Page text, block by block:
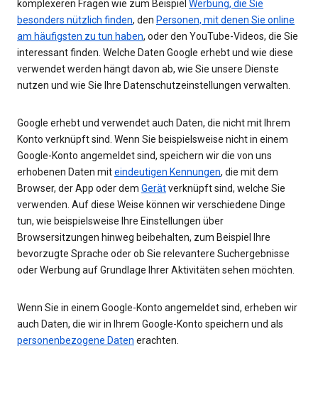
komplexeren Fragen wie zum Beispiel Werbung, die Sie
besonders nützlich finden, den Personen, mit denen Sie online
am häufigsten zu tun haben, oder den YouTube-Videos, die Sie
interessant finden. Welche Daten Google erhebt und wie diese
verwendet werden hängt davon ab, wie Sie unsere Dienste
nutzen und wie Sie Ihre Datenschutzeinstellungen verwalten.
Google erhebt und verwendet auch Daten, die nicht mit Ihrem
Konto verknüpft sind. Wenn Sie beispielsweise nicht in einem
Google-Konto angemeldet sind, speichern wir die von uns
erhobenen Daten miteindeutigen Kennungen, die mit dem
Browser, der App oder dem Gerätverknüpft sind, welche Sie
verwenden. Auf diese Weise können wir verschiedene Dinge
tun, wie beispielsweise Ihre Einstellungen über
Browsersitzungen hinweg beibehalten, zum Beispiel Ihre
bevorzugte Sprache oder ob Sie relevantere Suchergebnisse
oder Werbung auf Grundlage Ihrer Aktivitäten sehen möchten.
Wenn Sie in einem Google-Konto angemeldet sind, erheben wir
auch Daten, die wir in Ihrem Google-Konto speichern und als
personenbezogene Daten erachten.